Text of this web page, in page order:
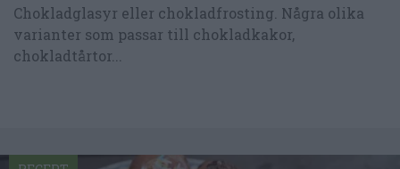
Chokladglasyr eller chokladfrosting. Några olika
varianter som passar till chokladkakor,
chokladtårtor...